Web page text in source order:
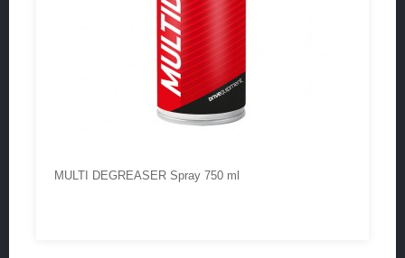
MULTI DEGREASER Spray 750 ml